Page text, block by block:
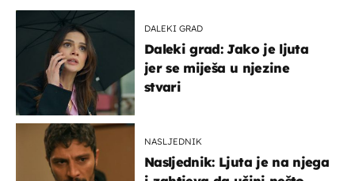
DALEKI GRAD
Daleki grad: Jako je ljuta
jer se miješa u njezine
stvari
NASLJEDNIK
Nasljednik: Ljuta je na njega